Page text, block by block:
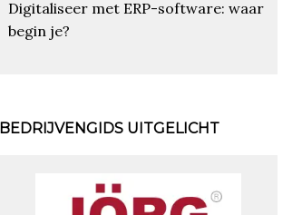
Digitaliseer met ERP-software: waar
begin je?
BEDRIJVENGIDS UITGELICHT